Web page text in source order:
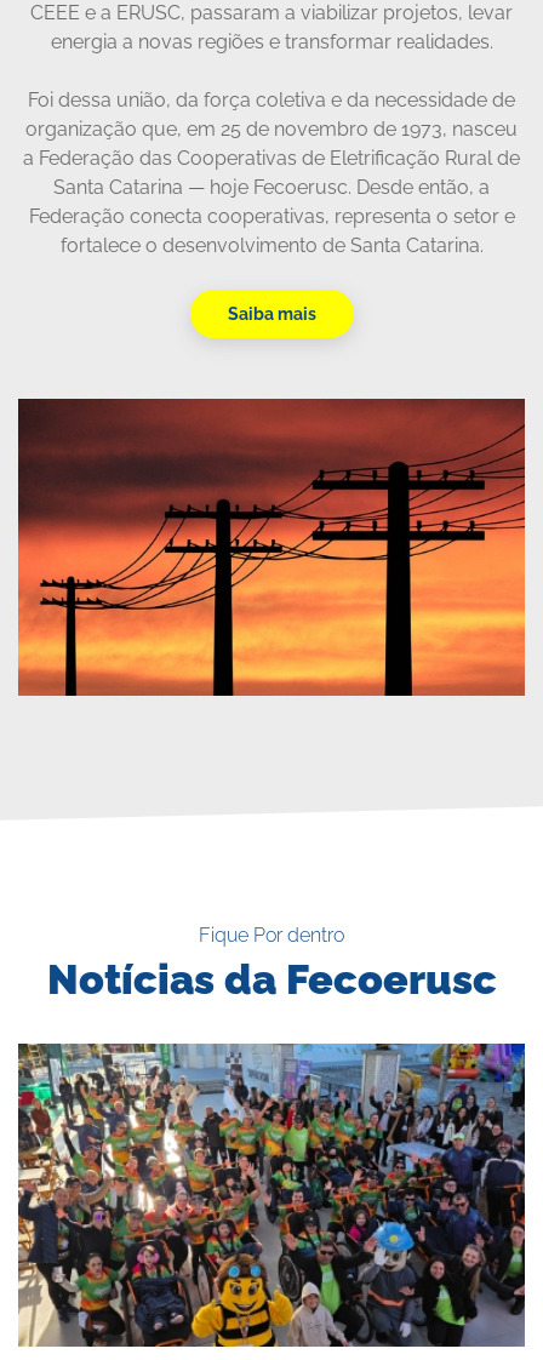
CEEE e a ERUSC, passaram a viabilizar projetos, levar
energia a novas regiões e transformar realidades.
Foi dessa união, da força coletiva e da necessidade de
organização que, em 25 de novembro de 1973, nasceu
a Federação das Cooperativas de Eletrificação Rural de
Santa Catarina — hoje Fecoerusc. Desde então, a
Federação conecta cooperativas, representa o setor e
fortalece o desenvolvimento de Santa Catarina.
Saiba mais
Fique Por dentro
Notícias da Fecoerusc